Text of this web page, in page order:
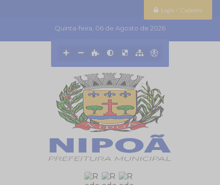
Login / Cadastro
Quinta-feira 06 de Agosto de 2026